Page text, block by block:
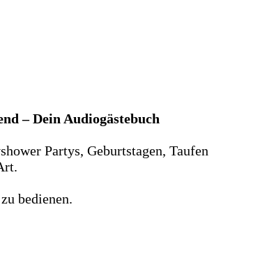
– Dein Audiogästebuch
Partys, Geburtstagen, Taufen
bedienen.